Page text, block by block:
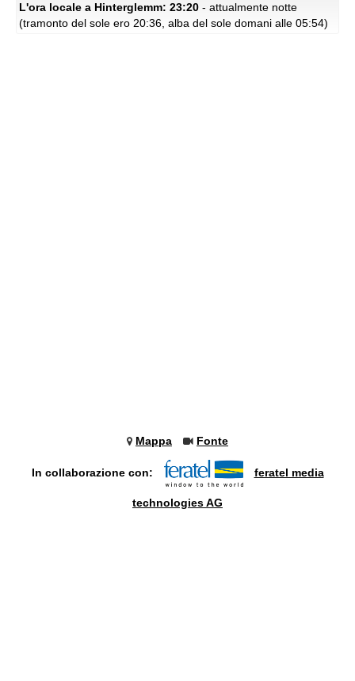
L'ora locale a Hinterglemm: 23:20 - attualmente notte
(tramonto del sole ero 20:36, alba del sole domani alle 05:54)
Mappa Fonte
In collaborazione con: feratel media
technologies AG